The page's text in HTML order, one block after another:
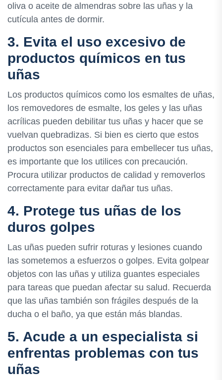
oliva o aceite de almendras sobre las uñas y la
cutícula antes de dormir.
3. Evita el uso excesivo de
productos químicos en tus
uñas
Los productos químicos como los esmaltes de uñas,
los removedores de esmalte, los geles y las uñas
acrílicas pueden debilitar tus uñas y hacer que se
vuelvan quebradizas. Si bien es cierto que estos
productos son esenciales para embellecer tus uñas,
es importante que los utilices con precaución.
Procura utilizar productos de calidad y removerlos
correctamente para evitar dañar tus uñas.
4. Protege tus uñas de los
duros golpes
Las uñas pueden sufrir roturas y lesiones cuando
las sometemos a esfuerzos o golpes. Evita golpear
objetos con las uñas y utiliza guantes especiales
para tareas que puedan afectar su salud. Recuerda
que las uñas también son frágiles después de la
ducha o el baño, ya que están más blandas.
5. Acude a un especialista si
enfrentas problemas con tus
uñas